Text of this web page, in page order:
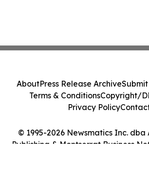
© 1995-2026 Newsmatics Inc. dba
Publishing & Montserrat Business
AboutPress Release ArchiveSubmit
Terms & ConditionsCopyright/
Privacy Policy